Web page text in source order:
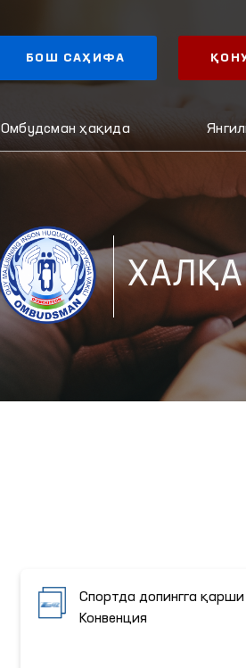
БОШ САҲИФА
Омбудсман ҳақида
Спортда допингга
Конвенция